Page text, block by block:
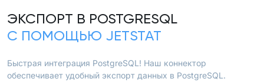
ЭКСПОРТ В POSTGRESQL
С ПОМОЩЬЮ JETSTAT
Быстрая интеграция PostgreSQL! Наш коннектор
обеспечивает удобный экспорт данных в PostgreSQL.